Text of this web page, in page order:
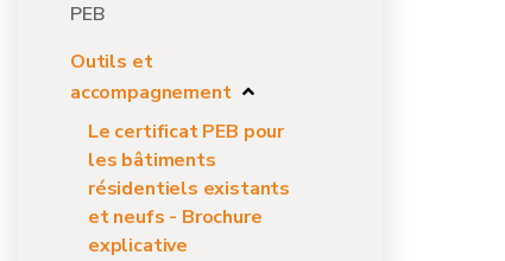
PEB
Outils et
accompagnement
Le certificat PEB pour
les bâtiments
résidentiels existants
et neufs - Brochure
explicative